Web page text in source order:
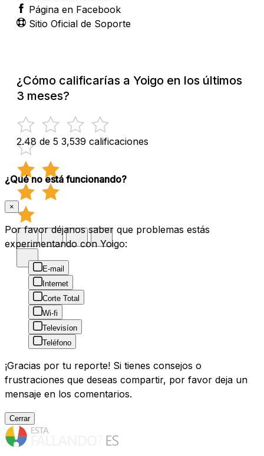
Página en Facebook
Sitio Oficial de Soporte
¿Cómo calificarías a Yoigo en los últimos
3 meses?
2.48 de 5 3,539 calificaciones
¿Qué no está funcionando?
×
Por favor déjanos saber que problemas estás
experimentando con Yoigo:
E-mail
Internet
Corte Total
Wi-fi
Televisíon
Teléfono
¡Gracias por tu reporte! Si tienes consejos o
frustraciones que deseas compartir, por favor deja un
mensaje en los comentarios.
Cerrar